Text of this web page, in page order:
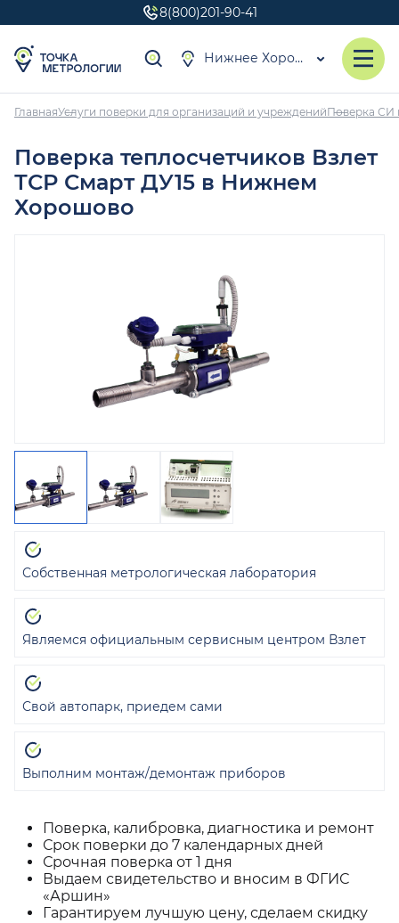
8(800)201-90-41
Нижнее Хорошово
ГлавнаяУслуги поверки для организаций и учрежденийПоверка СИ
Поверка теплосчетчиков Взлет
ТСР Смарт ДУ15 в Нижнем
Хорошово
Поверка, калибровка, диагностика и ремонт
Срок поверки до 7 календарных дней
Срочная поверка от 1 дня
Выдаем свидетельство и вносим в ФГИС
«Аршин»
Гарантируем лучшую цену, сделаем скидку
Собственная метрологическая лаборатория
Являемся официальным сервисным центром Взлет
Свой автопарк, приедем сами
Выполним монтаж/демонтаж приборов